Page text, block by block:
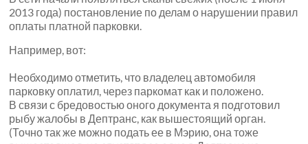
2013 года) постановление по делам о нарушении правил
оплаты платной парковки.
Например, вот:
Необходимо отметить, что владелец автомобиля
парковку оплатил, через паркомат как и положено.
В связи с бредовостью оного документа я подготовил
рыбу жалобы в Дептранс, как вышестоящий орган.
(Точно так же можно подать ее в Мэрию, она тоже